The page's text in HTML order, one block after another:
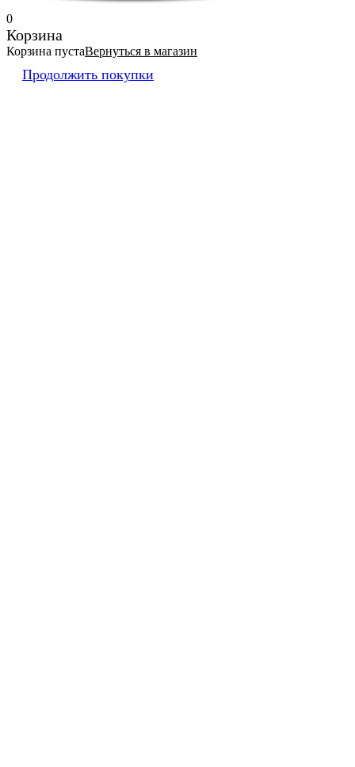
0
Корзина
Корзина пустаВернуться в магазин
Продолжить покупки